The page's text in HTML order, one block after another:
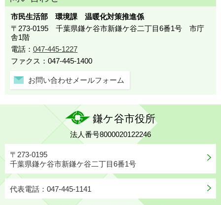
市民生活部 環境課 温暖化対策推進係
〒273-0195 千葉県鎌ケ谷市新鎌ケ谷二丁目6番1号 市庁
舎1階
電話： 047-445-1227
ファクス：047-445-1400
お問い合わせメールフォーム
鎌ケ谷市役所
法人番号8000020122246
〒273-0195
千葉県鎌ケ谷市新鎌ケ谷二丁目6番1号
代表電話：047-445-1141